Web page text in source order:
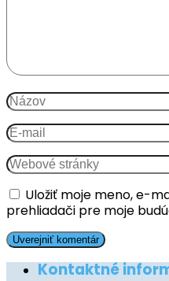
Uložiť moje meno, e-
prehliadači pre moje
Kontaktné